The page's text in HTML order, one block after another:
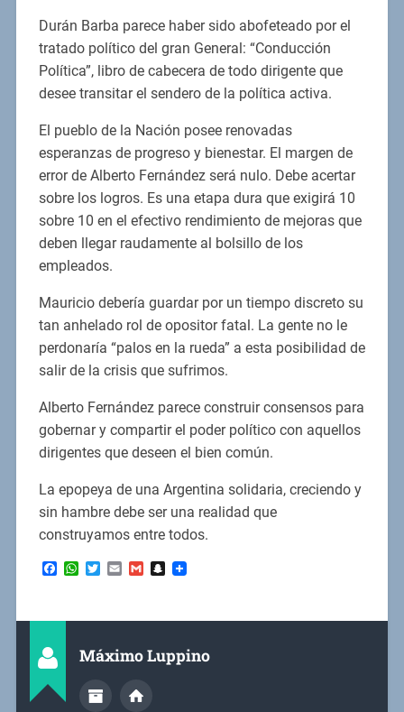
Durán Barba parece haber sido abofeteado por el
tratado político del gran General: “Conducción
Política”, libro de cabecera de todo dirigente que
desee transitar el sendero de la política activa.
El pueblo de la Nación posee renovadas
esperanzas de progreso y bienestar. El margen de
error de Alberto Fernández será nulo. Debe acertar
sobre los logros. Es una etapa dura que exigirá 10
sobre 10 en el efectivo rendimiento de mejoras que
deben llegar raudamente al bolsillo de los
empleados.
Mauricio debería guardar por un tiempo discreto su
tan anhelado rol de opositor fatal. La gente no le
perdonaría “palos en la rueda” a esta posibilidad de
salir de la crisis que sufrimos.
Alberto Fernández parece construir consensos para
gobernar y compartir el poder político con aquellos
dirigentes que deseen el bien común.
La epopeya de una Argentina solidaria, creciendo y
sin hambre debe ser una realidad que
construyamos entre todos.
Facebook
WhatsApp
Twitter
EmailGmailSnapchat
Máximo Luppino